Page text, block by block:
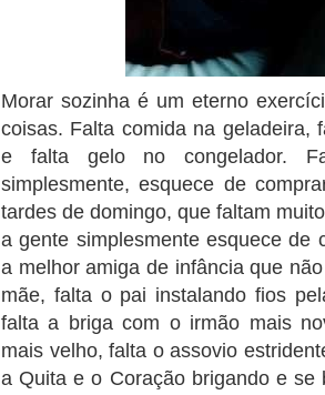
Morar sozinha é um eterno
coisas. Falta comida na geladeira,
e falta gelo no congelador.
simplesmente, esquece de
tardes de domingo, que faltam
a gente simplesmente esquece de
a melhor amiga de infância que
mãe, falta o pai instalando fios
falta a briga com o irmão mais
mais velho, falta o assovio
a Quita e o Coração brigando e se